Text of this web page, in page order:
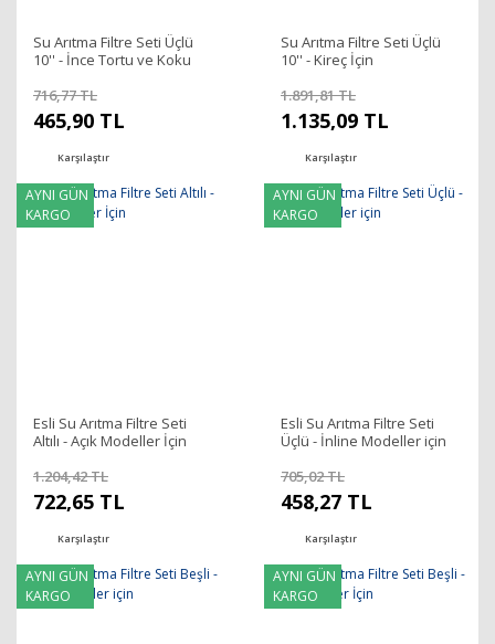
Su Arıtma Filtre Seti Üçlü
10'' - İnce Tortu ve Koku
716,77 TL
465,90 TL
Karşılaştır
Su Arıtma Filtre Seti Üçlü
10'' - Kireç İçin
1.891,81 TL
1.135,09 TL
Karşılaştır
AYNI GÜN
KARGO
Esli Su Arıtma Filtre Seti
Altılı - Açık Modeller İçin
1.204,42 TL
722,65 TL
Karşılaştır
AYNI GÜN
KARGO
Esli Su Arıtma Filtre Seti
Üçlü - İnline Modeller için
705,02 TL
458,27 TL
Karşılaştır
AYNI GÜN
KARGO
AYNI GÜN
KARGO